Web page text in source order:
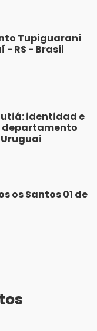
Tupiguarani
- RS - Brasil
identidad e
os Santos 01 de